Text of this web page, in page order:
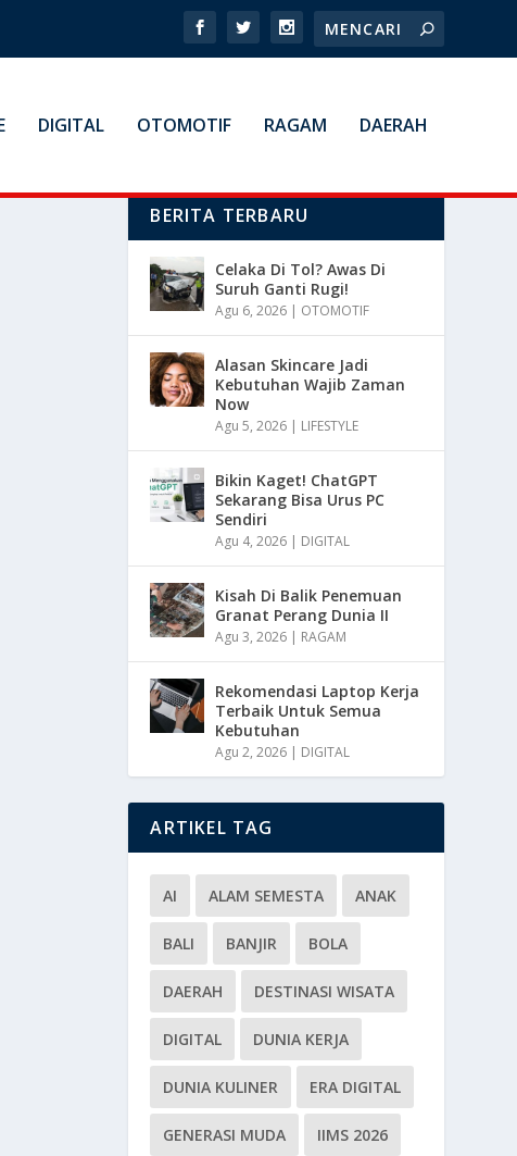
DIGITAL OTOMOTIF RAGAM DAERAH
BERITA TERBARU
Celaka Di Tol? Awas Di
Suruh Ganti Rugi!
Agu 6, 2026 | OTOMOTIF
Alasan Skincare Jadi
Kebutuhan Wajib Zaman
Now
Agu 5, 2026 | LIFESTYLE
Bikin Kaget! ChatGPT
Sekarang Bisa Urus PC
Sendiri
Agu 4, 2026 | DIGITAL
Kisah Di Balik Penemuan
Granat Perang Dunia II
Agu 3, 2026 | RAGAM
Rekomendasi Laptop Kerja
Terbaik Untuk Semua
Kebutuhan
Agu 2, 2026 | DIGITAL
ARTIKEL TAG
AI ALAM SEMESTA ANAK
BALI BANJIR BOLA
DAERAH DESTINASI WISATA
DIGITAL DUNIA KERJA
DUNIA KULINER ERA DIGITAL
GENERASI MUDA IIMS 2026